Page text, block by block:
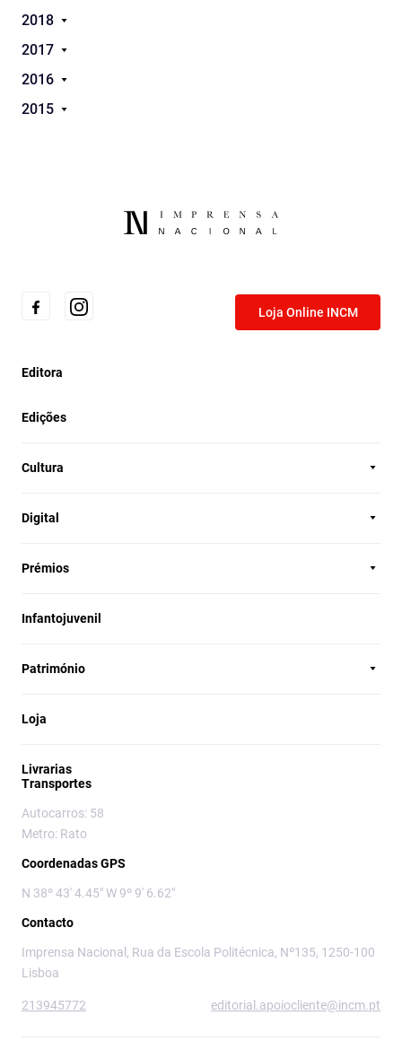
2018
2017
2016
2015
Loja Online INCM
Editora
Edições
Cultura
Digital
Prémios
Infantojuvenil
Património
Loja
Livrarias
Transportes
Autocarros: 58
Metro: Rato
Coordenadas GPS
N 38º 43' 4.45" W 9º 9' 6.62"
Contacto
Imprensa Nacional, Rua da Escola Politécnica, Nº135, 1250-100
Lisboa
213945772 editorial.apoiocliente@incm.pt